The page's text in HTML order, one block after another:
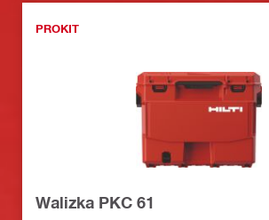
PROKIT
Walizka PKC 61